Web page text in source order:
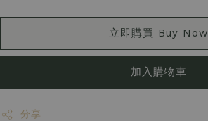
立即購買 Buy Now
加入購物車
分享